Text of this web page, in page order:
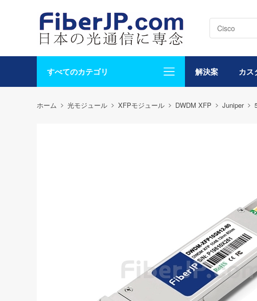
すべてのカテゴリ 解決案 カス
ホーム 光モジュール XFPモジュール DWDM XFP Juniper